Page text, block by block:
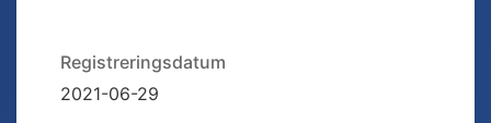
Registreringsdatum
2021-06-29